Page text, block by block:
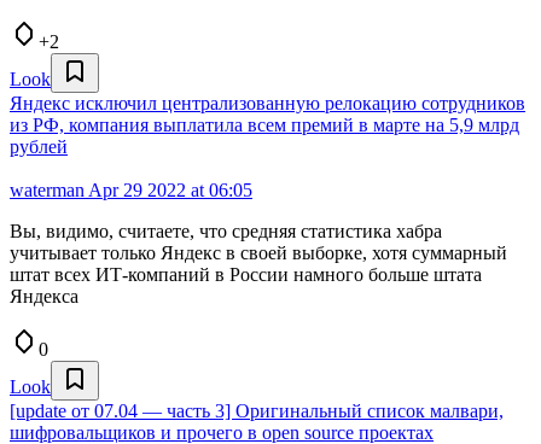
+2
Look
Яндекс исключил централизованную релокацию сотрудников
из РФ, компания выплатила всем премий в марте на 5,9 млрд
рублей
waterman Apr 29 2022 at 06:05
Вы, видимо, считаете, что средняя статистика хабра
учитывает только Яндекс в своей выборке, хотя суммарный
штат всех ИТ-компаний в России намного больше штата
Яндекса
0
Look
[update от 07.04 — часть 3] Оригинальный список малвари,
шифровальщиков и прочего в open source проектах